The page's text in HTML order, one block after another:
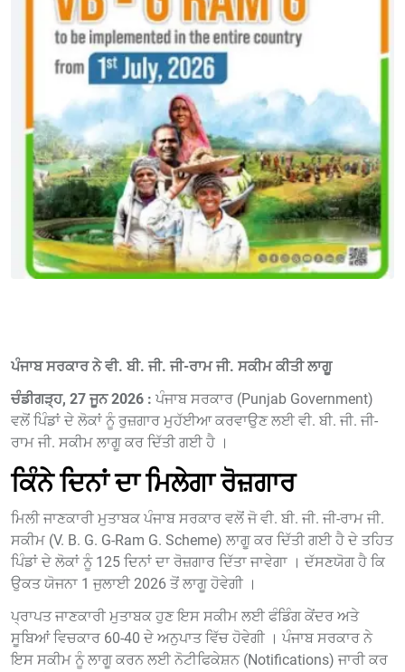
ਪੰਜਾਬ ਸਰਕਾਰ ਨੇ ਵੀ. ਬੀ. ਜੀ. ਜੀ-ਰਾਮ ਜੀ. ਸਕੀਮ ਕੀਤੀ ਲਾਗੂ
ਚੰਡੀਗੜ੍ਹ, 27 ਜੂਨ 2026 : ਪੰਜਾਬ ਸਰਕਾਰ (Punjab Government)
ਵਲੋਂ ਪਿੰਡਾਂ ਦੇ ਲੋਕਾਂ ਨੂੰ ਰੁਜ਼ਗਾਰ ਮੁਹੱਈਆ ਕਰਵਾਉਣ ਲਈ ਵੀ. ਬੀ. ਜੀ. ਜੀ-
ਰਾਮ ਜੀ. ਸਕੀਮ ਲਾਗੂ ਕਰ ਦਿੱਤੀ ਗਈ ਹੈ ।
ਕਿੰਨੇ ਦਿਨਾਂ ਦਾ ਮਿਲੇਗਾ ਰੋਜ਼ਗਾਰ
ਮਿਲੀ ਜਾਣਕਾਰੀ ਮੁਤਾਬਕ ਪੰਜਾਬ ਸਰਕਾਰ ਵਲੋਂ ਜੋ ਵੀ. ਬੀ. ਜੀ. ਜੀ-ਰਾਮ ਜੀ.
ਸਕੀਮ (V. B. G. G-Ram G. Scheme) ਲਾਗੂ ਕਰ ਦਿੱਤੀ ਗਈ ਹੈ ਦੇ ਤਹਿਤ
ਪਿੰਡਾਂ ਦੇ ਲੋਕਾਂ ਨੂੰ 125 ਦਿਨਾਂ ਦਾ ਰੋਜ਼ਗਾਰ ਦਿੱਤਾ ਜਾਵੇਗਾ । ਦੱਸਣਯੋਗ ਹੈ ਕਿ
ਉਕਤ ਯੋਜਨਾ 1 ਜੁਲਾਈ 2026 ਤੋਂ ਲਾਗੂ ਹੋਵੇਗੀ ।
ਪ੍ਰਾਪਤ ਜਾਣਕਾਰੀ ਮੁਤਾਬਕ ਹੁਣ ਇਸ ਸਕੀਮ ਲਈ ਫੰਡਿੰਗ ਕੇਂਦਰ ਅਤੇ
ਸੂਬਿਆਂ ਵਿਚਕਾਰ 60-40 ਦੇ ਅਨੁਪਾਤ ਵਿੱਚ ਹੋਵੇਗੀ । ਪੰਜਾਬ ਸਰਕਾਰ ਨੇ
ਇਸ ਸਕੀਮ ਨੂੰ ਲਾਗੂ ਕਰਨ ਲਈ ਨੋਟੀਫਿਕੇਸ਼ਨ (Notifications) ਜਾਰੀ ਕਰ